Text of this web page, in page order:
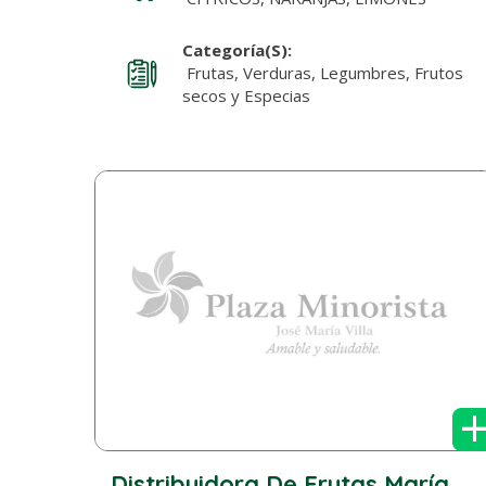
Categoría(s):
Frutas, Verduras, Legumbres, Frutos
secos y Especias